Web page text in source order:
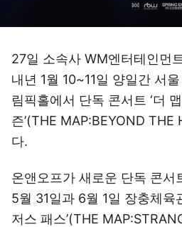
27일 소속사 WM엔터테인먼
내년 1월 10~11일 양일간 서
림픽홀에서 단독 콘서트 ‘더
즌’(THE MAP:BEYOND THE
다.
온앤오프가 새로운 단독 콘서
5월 31일과 6월 1일 장충체육
저스 패스’(THE